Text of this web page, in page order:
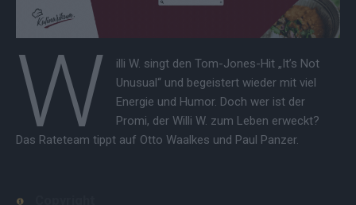
W
illi W. singt den Tom-Jones-Hit „It’s Not
Unusual“ und begeistert wieder mit viel
Energie und Humor. Doch wer ist der
Promi, der Willi W. zum Leben erweckt?
Das Rateteam tippt auf Otto Waalkes und Paul Panzer.